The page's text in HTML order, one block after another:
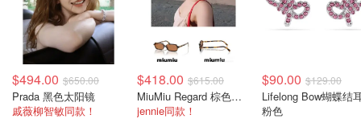
$494.00 $650.00
Prada 黑色太阳镜
戚薇柳智敏同款！
$418.00 $615.00
MiuMiu Regard 棕色太阳镜
jennie同款！
$90.00 $129.00
Lifelong Bow蝴蝶结
粉色